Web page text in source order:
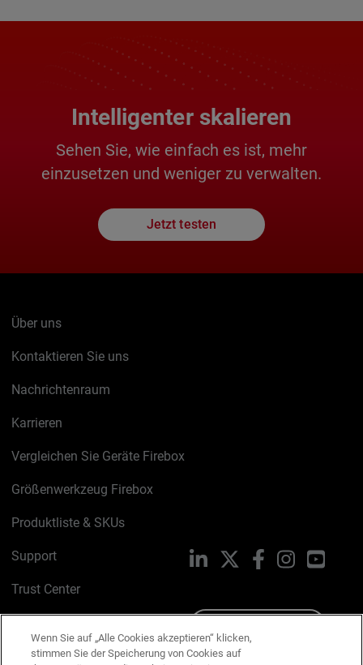
Intelligenter skalieren
Sehen Sie, wie einfach es ist, mehr
einzusetzen und weniger zu verwalten.
Jetzt testen
Über uns
Kontaktieren Sie uns
Nachrichtenraum
Karrieren
Vergleichen Sie Geräte Firebox
Größenwerkzeug Firebox
Produktliste & SKUs
Support
Trust Center
Cookie-Richtlinie
LinkedIn FacebookInstagram
Wenn Sie auf „Alle Cookies akzeptieren“ klicken,
stimmen Sie der Speicherung von Cookies auf